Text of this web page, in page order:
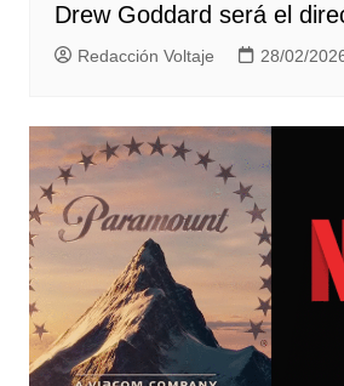
Drew Goddard será el
Redacción Voltaje 28/02/